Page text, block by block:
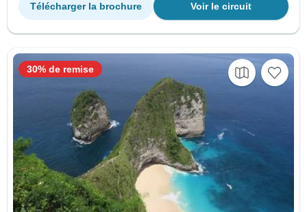
Voir le circuit
Télécharger la brochure
30% de remise